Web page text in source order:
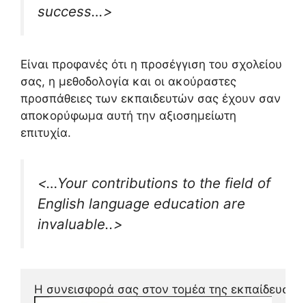
success…>
Είναι προφανές ότι η προσέγγιση του σχολείου
σας, η μεθοδολογία και οι ακούραστες
προσπάθειες των εκπαιδευτών σας έχουν σαν
αποκορύφωμα αυτή την αξιοσημείωτη
επιτυχία.
<…Your contributions to the field of
English language education are
invaluable..>
Η συνεισφορά σας στον τομέα της